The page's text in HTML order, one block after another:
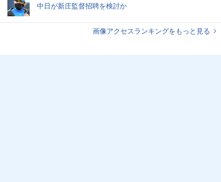
中日が新庄監督招聘を検討か
画像アクセスランキングをもっと見る